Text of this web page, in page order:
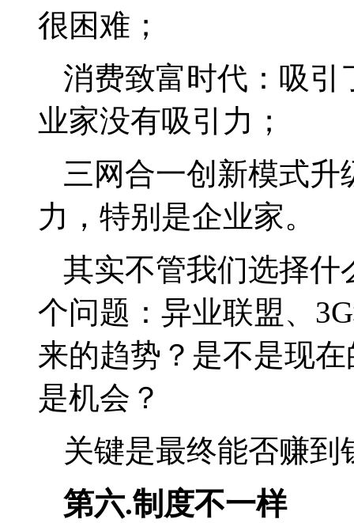
很困难；
消费致富时代：吸引
业家没有吸引力；
三网合一创新模式
力，特别是企业家。
其实不管我们选择什
个问题：异业联盟、 3G
来的趋势？是不是现
是机会？
关键是最终能否赚到
第六.制度不一样